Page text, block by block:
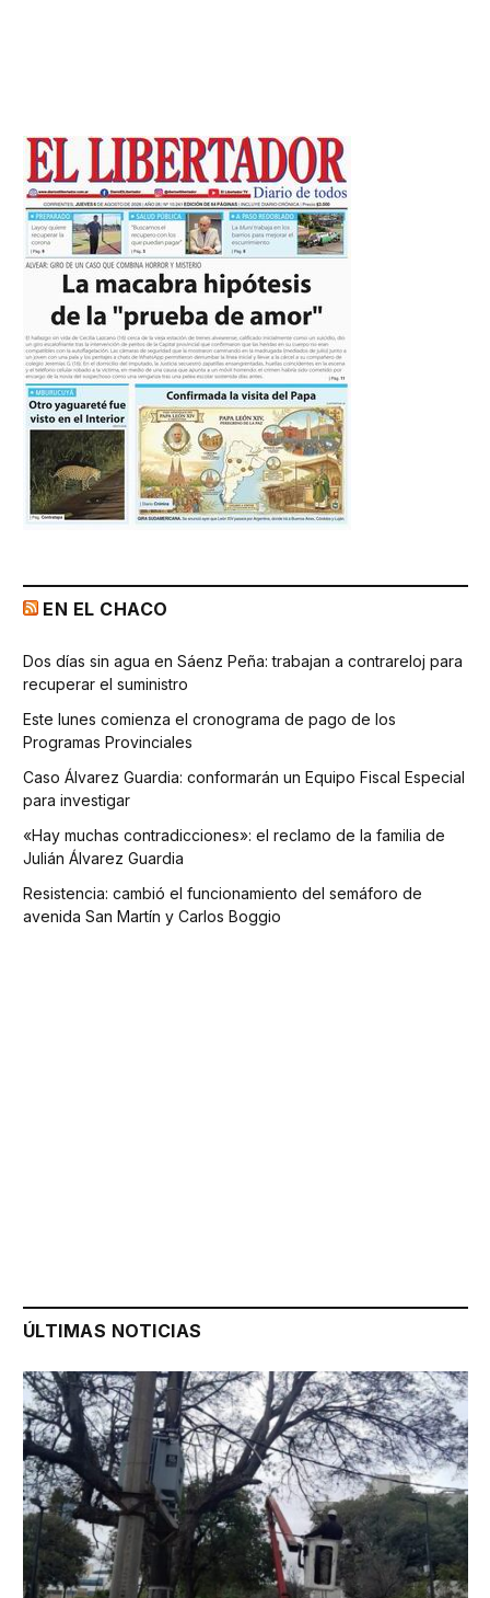
EN EL CHACO
Dos días sin agua en Sáenz Peña: trabajan a contrareloj para
recuperar el suministro
Este lunes comienza el cronograma de pago de los
Programas Provinciales
Caso Álvarez Guardia: conformarán un Equipo Fiscal Especial
para investigar
«Hay muchas contradicciones»: el reclamo de la familia de
Julián Álvarez Guardia
Resistencia: cambió el funcionamiento del semáforo de
avenida San Martín y Carlos Boggio
ÚLTIMAS NOTICIAS